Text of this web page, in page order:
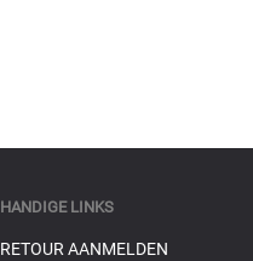
HANDIGE LINKS
RETOUR AANMELDEN